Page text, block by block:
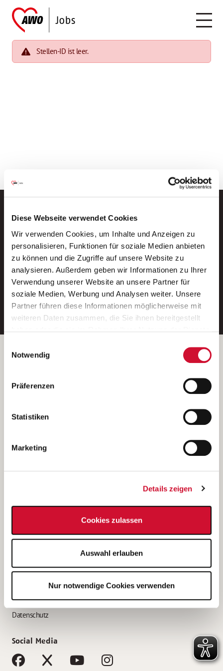
Diese Webseite verwendet Cookies
Wir verwenden Cookies, um Inhalte und Anzeigen zu
personalisieren, Funktionen für soziale Medien anbieten
zu können und die Zugriffe auf unsere Website zu
analysieren. Außerdem geben wir Informationen zu Ihrer
Verwendung unserer Website an unsere Partner für
soziale Medien, Werbung und Analysen weiter. Unsere
Partner führen diese Informationen möglicherweise mit
weiteren Daten zusammen, die Sie ihnen bereitgestellt
Wenn Sie auf „Cookies zulassen“ klicken, so stimmen
Sie der Speicherung sämtlicher Cookies zu. Sie können
Ihre Einwilligung selbstverständlich jederzeit widerrufen,
indem Sie die Cookie-Einstellungen aufrufen und diese
unsererDatenschutzerklärung
Notwendig
Präferenzen
Statistiken
Marketing
Details zeigen
Cookies zulassen
Auswahl erlauben
Nur notwendige Cookies verwenden
Stellen-ID ist leer.
Neue Stellen per E-Mail.
Ein kostenloser Service von AWO
Jobs.
E-Mail-Adresse eintragen
Betreiber der Webseite
Kantstraße 45a
(Ein Tochterunternehmen des AWO Bezirksverbandes Unterfranken
e.V.)
Bewerbung als Altenpflegehelfer*in
Bewerbung als Erzieher*in
AWO Gliederungen nach Bundesland
Impressum
Datenschutz
Social Media